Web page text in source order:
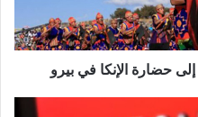
حضارة الإنكا في بيرو